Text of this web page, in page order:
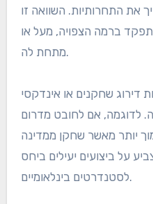
את התחרותיות. השוואה זו
ברמה הצפויה, מעל או
מתחת לה.
דירוג שחקנים או אינדקסי
לדוגמה, אם לחובט מדרום
יותר מאשר שחקן ממדינה
על ביצועים יעילים ביחס
לסטנדרטים בינלאומיים.